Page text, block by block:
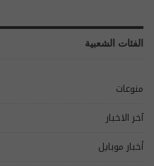
الفئات الشعبية
منوعات
آخر الاخبار
أخبار موبايل